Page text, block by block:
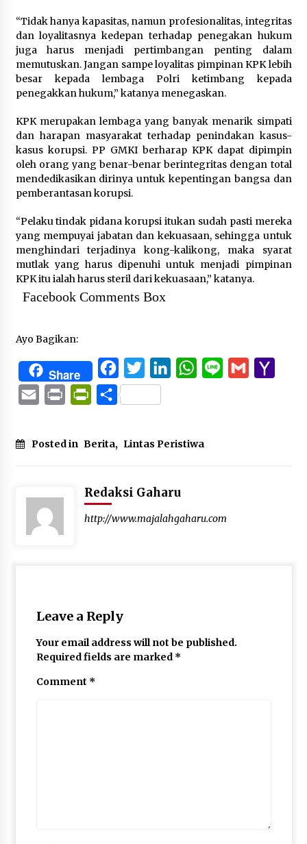
“Tidak hanya kapasitas, namun profesionalitas, integritas
dan loyalitasnya kedepan terhadap penegakan hukum
juga harus menjadi pertimbangan penting dalam
memutuskan. Jangan sampe loyalitas pimpinan KPK lebih
besar kepada lembaga Polri ketimbang kepada
penegakkan hukum,” katanya menegaskan.
KPK merupakan lembaga yang banyak menarik simpati
dan harapan masyarakat terhadap penindakan kasus-
kasus korupsi. PP GMKI berharap KPK dapat dipimpin
oleh orang yang benar-benar berintegritas dengan total
mendedikasikan dirinya untuk kepentingan bangsa dan
pemberantasan korupsi.
“Pelaku tindak pidana korupsi itukan sudah pasti mereka
yang mempuyai jabatan dan kekuasaan, sehingga untuk
menghindari terjadinya kong-kalikong, maka syarat
mutlak yang harus dipenuhi untuk menjadi pimpinan
KPK itu ialah harus steril dari kekuasaan,” katanya.
Facebook Comments Box
Ayo Bagikan:
Share FacebookTwitterLinkedInWhatsApp
Line Gmail
Email Print PrintFriendly
Share
Posted in Berita, Lintas Peristiwa
Redaksi Gaharu
http://www.majalahgaharu.com
Leave a Reply
Your email address will not be published.
Required fields are marked *
Comment *